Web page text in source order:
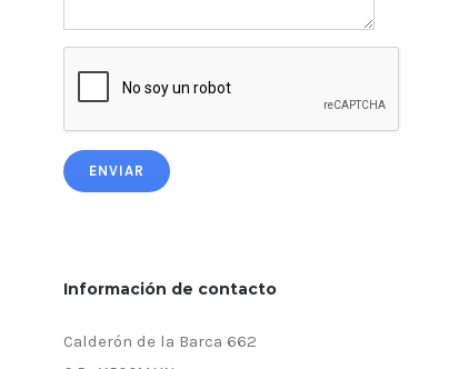
ENVIAR
Información de contacto
Calderón de la Barca 662